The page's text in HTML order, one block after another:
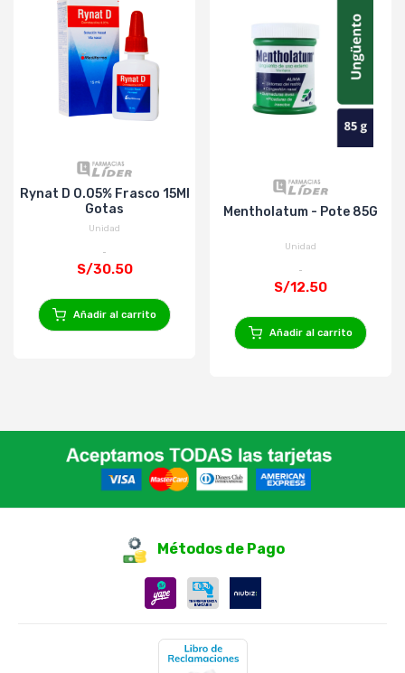
Rynat D 0.05% Frasco 15Ml
Gotas
Unidad
S/30.50
Añadir al carrito
Mentholatum - Pote 85G
Unidad
S/12.50
Añadir al carrito
Métodos de Pago